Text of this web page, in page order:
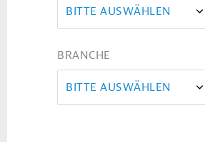
BITTE AUSWÄHLEN
BRANCHE
BITTE AUSWÄHLEN